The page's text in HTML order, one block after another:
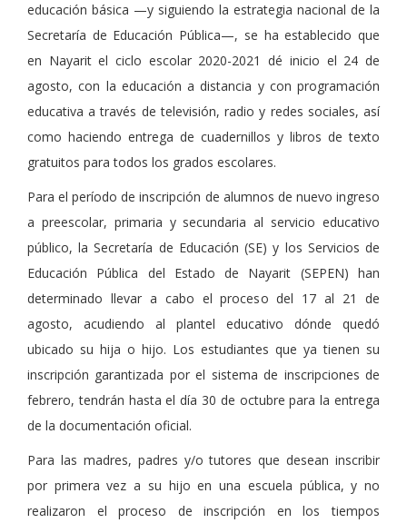
educación básica —y siguiendo la estrategia nacional de la
Secretaría de Educación Pública—, se ha establecido que
en Nayarit el ciclo escolar 2020-2021 dé inicio el 24 de
agosto, con la educación a distancia y con programación
educativa a través de televisión, radio y redes sociales, así
como haciendo entrega de cuadernillos y libros de texto
gratuitos para todos los grados escolares.
Para el período de inscripción de alumnos de nuevo ingreso
a preescolar, primaria y secundaria al servicio educativo
público, la Secretaría de Educación (SE) y los Servicios de
Educación Pública del Estado de Nayarit (SEPEN) han
determinado llevar a cabo el proceso del 17 al 21 de
agosto, acudiendo al plantel educativo dónde quedó
ubicado su hija o hijo. Los estudiantes que ya tienen su
inscripción garantizada por el sistema de inscripciones de
febrero, tendrán hasta el día 30 de octubre para la entrega
de la documentación oficial.
Para las madres, padres y/o tutores que desean inscribir
por primera vez a su hijo en una escuela pública, y no
realizaron el proceso de inscripción en los tiempos